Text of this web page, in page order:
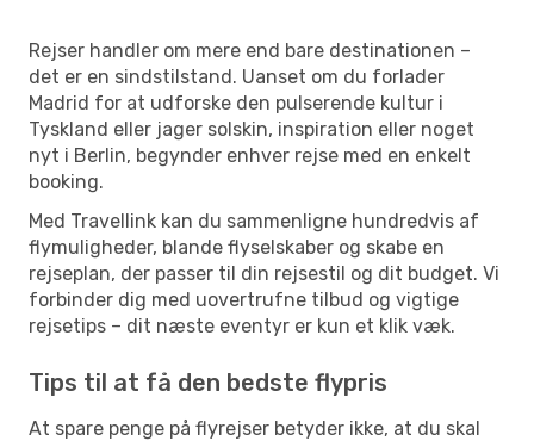
Rejser handler om mere end bare destinationen –
det er en sindstilstand. Uanset om du forlader
Madrid for at udforske den pulserende kultur i
Tyskland eller jager solskin, inspiration eller noget
nyt i Berlin, begynder enhver rejse med en enkelt
booking.
Med Travellink kan du sammenligne hundredvis af
flymuligheder, blande flyselskaber og skabe en
rejseplan, der passer til din rejsestil og dit budget. Vi
forbinder dig med uovertrufne tilbud og vigtige
rejsetips – dit næste eventyr er kun et klik væk.
Tips til at få den bedste flypris
At spare penge på flyrejser betyder ikke, at du skal